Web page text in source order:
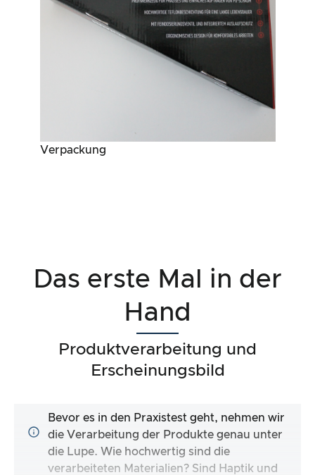
Verpackung
Das erste Mal in der
Hand
Produktverarbeitung und
Erscheinungsbild
Bevor es in den Praxistest geht, nehmen wir
die Verarbeitung der Produkte genau unter
die Lupe. Wie hochwertig sind die
verarbeiteten Materialien? Sind Haptik und